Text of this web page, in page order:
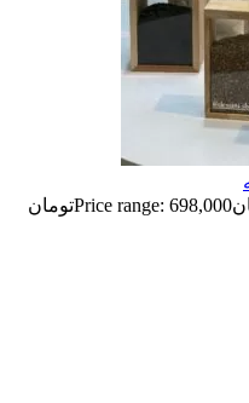
Price range: 698,000تومان